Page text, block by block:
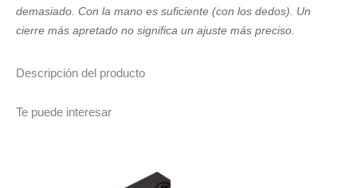
demasiado. Con la mano es suficiente (con los dedos). Un
cierre más apretado no significa un ajuste más preciso.
Descripción del producto
Te puede interesar